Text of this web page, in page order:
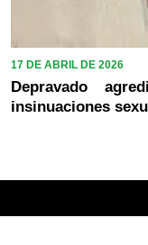
17 DE ABRIL DE 2026
Depravado
insinuaciones